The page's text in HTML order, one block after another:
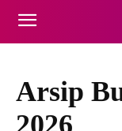
Arsip
2026